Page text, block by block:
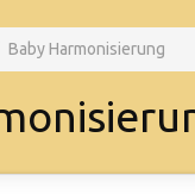
Baby Harmonisierung